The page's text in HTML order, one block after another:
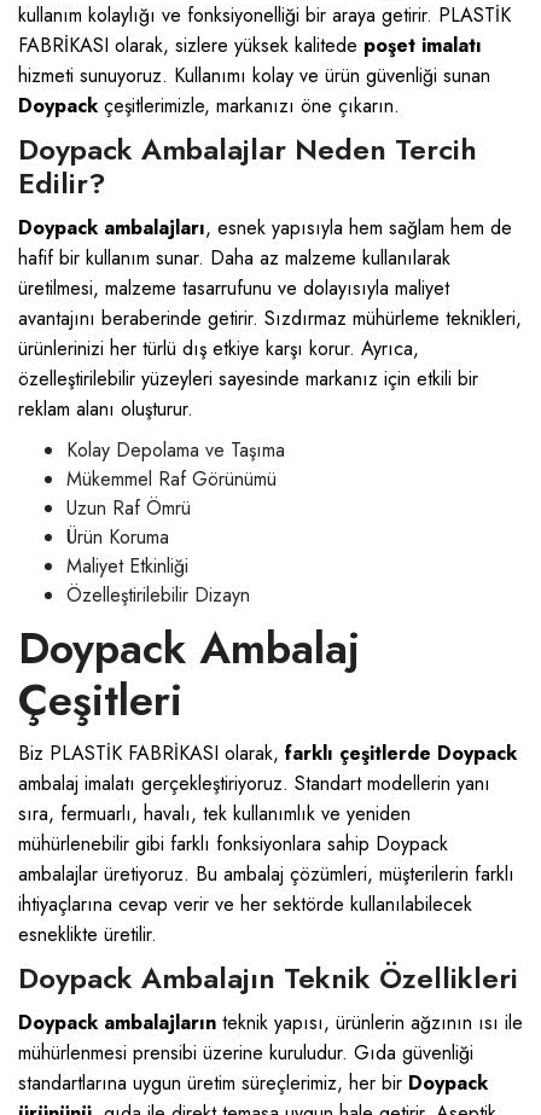
kullanım kolaylığı ve fonksiyonelliği bir araya getirir. PLASTİK
FABRİKASI olarak, sizlere yüksek kalitede poşet imalatı
hizmeti sunuyoruz. Kullanımı kolay ve ürün güvenliği sunan
Doypackçeşitlerimizle, markanızı öne çıkarın.
Doypack Ambalajlar Neden Tercih
Edilir?
Doypack ambalajları, esnek yapısıyla hem sağlam hem de
hafif bir kullanım sunar. Daha az malzeme kullanılarak
üretilmesi, malzeme tasarrufunu ve dolayısıyla maliyet
avantajını beraberinde getirir. Sızdırmaz mühürleme teknikleri,
ürünlerinizi her türlü dış etkiye karşı korur. Ayrıca,
özelleştirilebilir yüzeyleri sayesinde markanız için etkili bir
reklam alanı oluşturur.
Kolay Depolama ve Taşıma
Mükemmel Raf Görünümü
Uzun Raf Ömrü
Ürün Koruma
Maliyet Etkinliği
Özelleştirilebilir Dizayn
Doypack Ambalaj
Çeşitleri
Biz PLASTİK FABRİKASI olarak, farklı çeşitlerde Doypack
ambalaj imalatı gerçekleştiriyoruz. Standart modellerin yanı
sıra, fermuarlı, havalı, tek kullanımlık ve yeniden
mühürlenebilir gibi farklı fonksiyonlara sahip Doypack
ambalajlar üretiyoruz. Bu ambalaj çözümleri, müşterilerin farklı
ihtiyaçlarına cevap verir ve her sektörde kullanılabilecek
esneklikte üretilir.
Doypack Ambalajın Teknik Özellikleri
Doypack ambalajların teknik yapısı, ürünlerin ağzının ısı ile
mühürlenmesi prensibi üzerine kuruludur. Gıda güvenliği
standartlarına uygun üretim süreçlerimiz, her bir Doypack